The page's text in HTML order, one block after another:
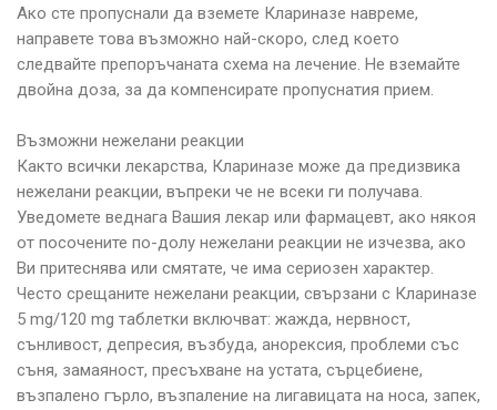
Ако сте пропуснали да вземете Клариназе навреме,
направете това възможно най-скоро, след което
следвайте препоръчаната схема на лечение. Не вземайте
двойна доза, за да компенсирате пропуснатия прием.
Възможни нежелани реакции
Както всички лекарства, Клариназе може да предизвика
нежелани реакции, въпреки че не всеки ги получава.
Уведомете веднага Вашия лекар или фармацевт, ако някоя
от посочените по-долу нежелани реакции не изчезва, ако
Ви притеснява или смятате, че има сериозен характер.
Често срещаните нежелани реакции, свързани с Клариназе
5 mg/120 mg таблетки включват: жажда, нервност,
сънливост, депресия, възбуда, анорексия, проблеми със
съня, замаяност, пресъхване на устата, сърцебиене,
възпалено гърло, възпаление на лигавицата на носа, запек,